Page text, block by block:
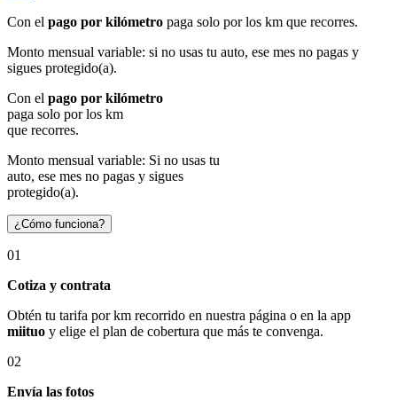
Con el pago por kilómetro paga solo por los km que recorres.
Monto mensual variable: si no usas tu auto, ese mes no pagas y
sigues protegido(a).
Con el pago por kilómetro
paga solo por los km
que recorres.
Monto mensual variable: Si no usas tu
auto, ese mes no pagas y sigues
protegido(a).
¿Cómo funciona?
01
Cotiza y contrata
Obtén tu tarifa por km recorrido en nuestra página o en la app
miituo y elige el plan de cobertura que más te convenga.
02
Envía las fotos